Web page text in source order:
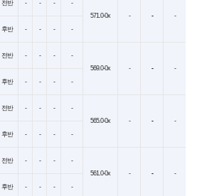
전반 - - -
-
571.0-0x
- -
-
후반
- - - -
전반 - - -
-
569.0-0x
- -
-
후반
- - - -
전반 - - -
-
565.0-0x
- -
-
후반
- - - -
전반 - - -
-
561.0-0x
- -
-
후반
- - - -